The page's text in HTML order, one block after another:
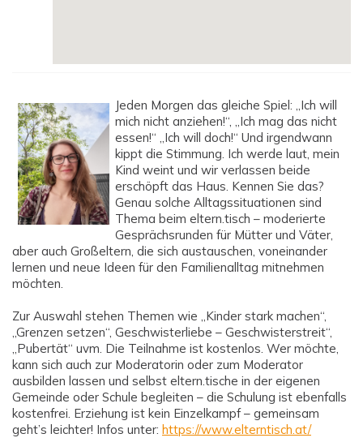
Jeden Morgen das gleiche Spiel: „Ich will
mich nicht anziehen!“, „Ich mag das nicht
essen!“ „Ich will doch!“ Und irgendwann
kippt die Stimmung. Ich werde laut, mein
Kind weint und wir verlassen beide
erschöpft das Haus. Kennen Sie das?
Genau solche Alltagssituationen sind
Thema beim eltern.tisch – moderierte
Gesprächsrunden für Mütter und Väter,
aber auch Großeltern, die sich austauschen, voneinander
lernen und neue Ideen für den Familienalltag mitnehmen
möchten.
Zur Auswahl stehen Themen wie „Kinder stark machen“,
„Grenzen setzen“, Geschwisterliebe – Geschwisterstreit“,
„Pubertät“ uvm. Die Teilnahme ist kostenlos. Wer möchte,
kann sich auch zur Moderatorin oder zum Moderator
ausbilden lassen und selbst eltern.tische in der eigenen
Gemeinde oder Schule begleiten – die Schulung ist ebenfalls
kostenfrei. Erziehung ist kein Einzelkampf – gemeinsam
geht’s leichter! Infos unter: https://www.elterntisch.at/